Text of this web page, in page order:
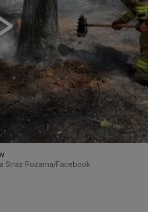
Straż Pożarna/Facebook